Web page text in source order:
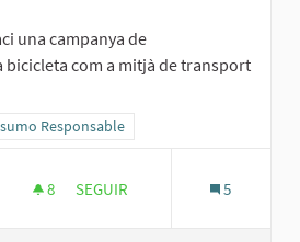
una campanya de
bicicleta com a mitjà de transport
la categoría: Sostenibilidad y Consumo
Responsable
8 8 SEGUIDORAS
SEGUIR 5